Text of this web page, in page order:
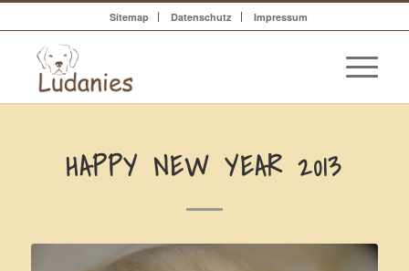
Sitemap Datenschutz Impressum
HAPPY NEW YEAR 2013